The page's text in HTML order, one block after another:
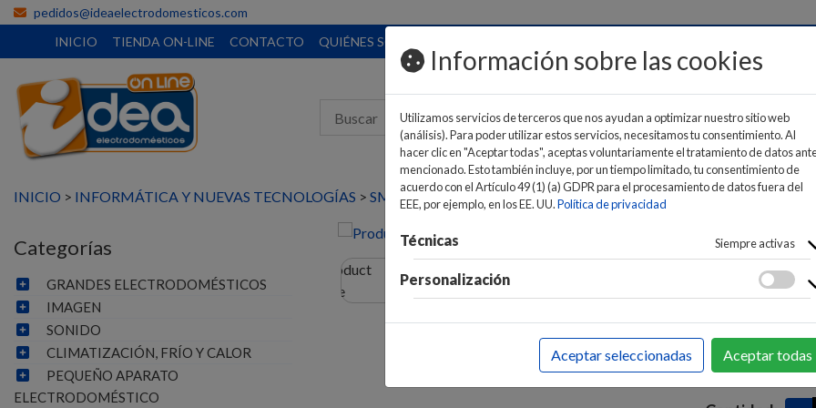
pedidos@ideaelectrodomesticos.com
INICIO
TIENDA ON-LINE CONTACTO QUIÉNES SOMOS
INICIO > INFORMÁTICA Y NUEVAS TECNOLOGÍAS > SMARTPHONES / TELÉFONOS>SMARTPHONES Y MOVILES >
Categorías
GRANDES ELECTRODOMÉSTICOS
IMAGEN
SONIDO
CLIMATIZACIÓN, FRÍO Y CALOR
PEQUEÑO APARATO
ELECTRODOMÉSTICO
512GB/
EAN:
Marca:
Información sobre las cookies
Utilizamos servicios de terceros que nos ayudan a optimizar nuestro sitio web
(análisis). Para poder utilizar estos servicios, necesitamos tu consentimiento. Al
hacer clic en "Aceptar todas", aceptas voluntariamente el tratamiento de datos
mencionado. Esto también incluye, por un tiempo limitado, tu consentimiento de
acuerdo con el Artículo 49 (1) (a) GDPR para el procesamiento de datos fuera del
EEE, por ejemplo, en los EE. UU.Política de privacidad
Técnicas Siempre activas
Personalización
Aceptar seleccionadas Aceptar todas